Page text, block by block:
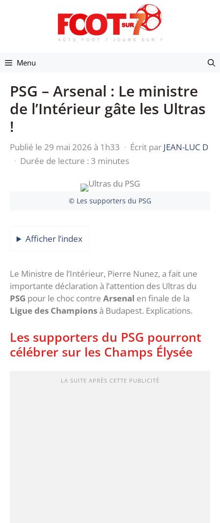
Menu
PSG – Arsenal : Le ministre
de l’Intérieur gâte les Ultras
!
Publié le 29 mai 2026 à 1h33 · Écrit par JEAN-LUC D
· Durée de lecture : 3 minutes
© Les supporters du PSG
Afficher l’index
Le Ministre de l’Intérieur, Pierre Nunez, a fait une
importante déclaration à l’attention des Ultras du
PSG pour le choc contre Arsenal en finale de la
Ligue des Championsà Budapest. Explications.
Les supporters du PSG pourront
célébrer sur les Champs Élysée
LA SUITE APRÈS CETTE PUBLICITÉ